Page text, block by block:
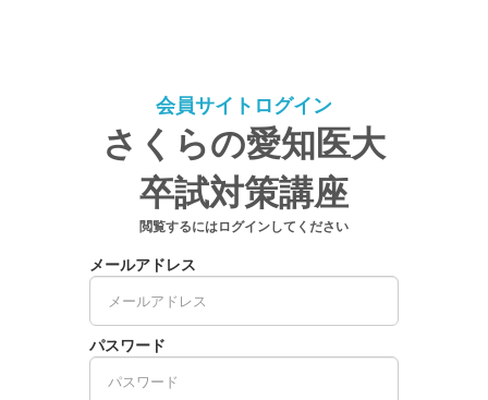
会員サイトログイン
さくらの愛知医大
卒試対策講座
閲覧するにはログインしてください
メールアドレス
パスワード